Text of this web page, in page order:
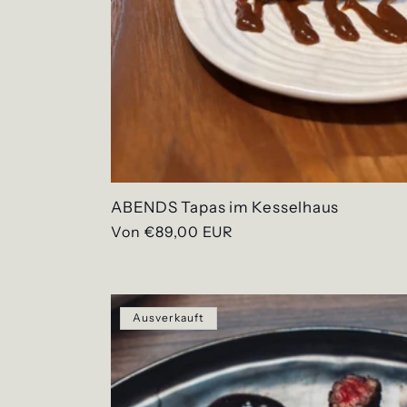
ABENDS Tapas im Kesselhaus
Normaler
Von €89,00 EUR
Ausverkauft